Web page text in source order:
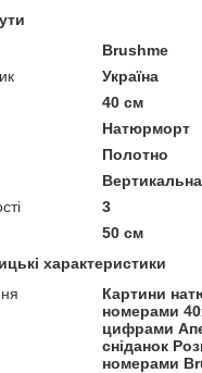
Brushme
Україна
40 см
Натюрморт
Полотно
Вертикальна
3
50 см
характеристики
Картини
номерами
цифрами
сніданок
номерами